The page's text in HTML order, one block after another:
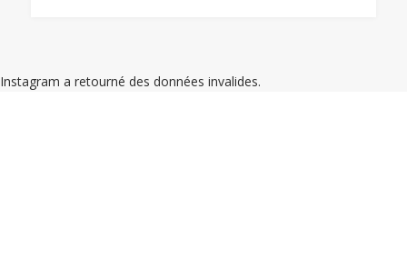
Instagram a retourné des données invalides.